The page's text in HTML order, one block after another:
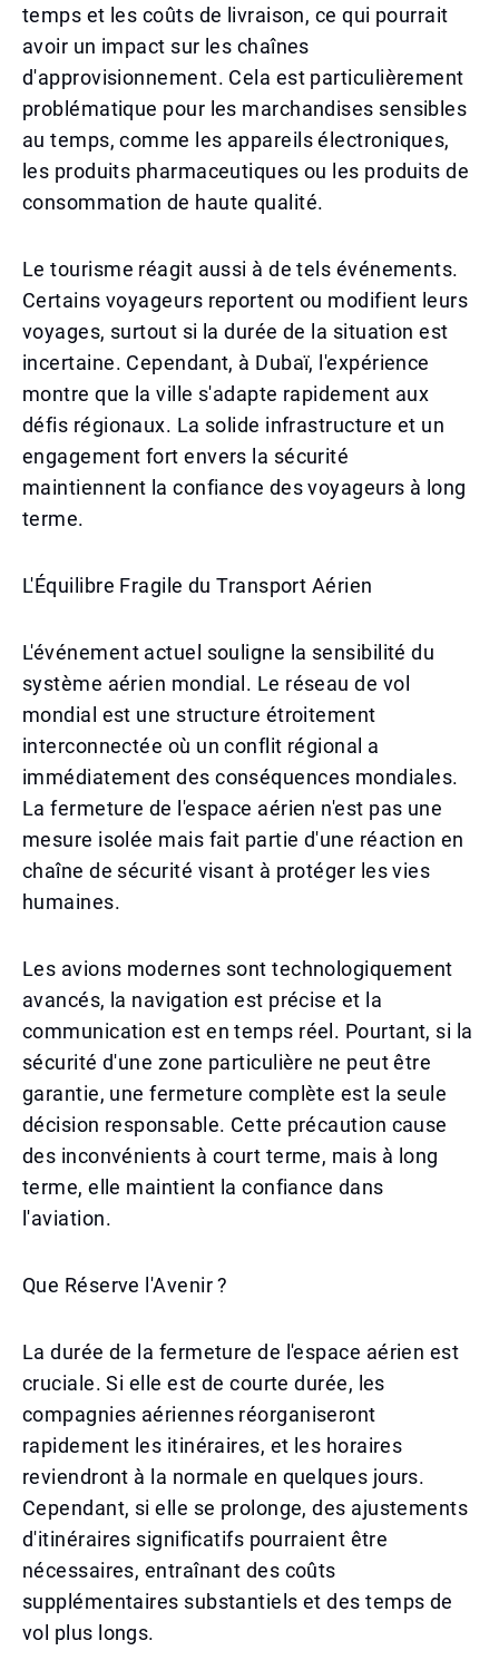
temps et les coûts de livraison, ce qui pourrait
avoir un impact sur les chaînes
d'approvisionnement. Cela est particulièrement
problématique pour les marchandises sensibles
au temps, comme les appareils électroniques,
les produits pharmaceutiques ou les produits de
consommation de haute qualité.
Le tourisme réagit aussi à de tels événements.
Certains voyageurs reportent ou modifient leurs
voyages, surtout si la durée de la situation est
incertaine. Cependant, à Dubaï, l'expérience
montre que la ville s'adapte rapidement aux
défis régionaux. La solide infrastructure et un
engagement fort envers la sécurité
maintiennent la confiance des voyageurs à long
terme.
L'Équilibre Fragile du Transport Aérien
L'événement actuel souligne la sensibilité du
système aérien mondial. Le réseau de vol
mondial est une structure étroitement
interconnectée où un conflit régional a
immédiatement des conséquences mondiales.
La fermeture de l'espace aérien n'est pas une
mesure isolée mais fait partie d'une réaction en
chaîne de sécurité visant à protéger les vies
humaines.
Les avions modernes sont technologiquement
avancés, la navigation est précise et la
communication est en temps réel. Pourtant, si la
sécurité d'une zone particulière ne peut être
garantie, une fermeture complète est la seule
décision responsable. Cette précaution cause
des inconvénients à court terme, mais à long
terme, elle maintient la confiance dans
l'aviation.
Que Réserve l'Avenir ?
La durée de la fermeture de l'espace aérien est
cruciale. Si elle est de courte durée, les
compagnies aériennes réorganiseront
rapidement les itinéraires, et les horaires
reviendront à la normale en quelques jours.
Cependant, si elle se prolonge, des ajustements
d'itinéraires significatifs pourraient être
nécessaires, entraînant des coûts
supplémentaires substantiels et des temps de
vol plus longs.